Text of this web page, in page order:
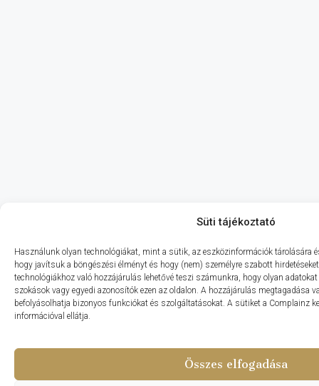
Süti tájékoztató
Használunk olyan technológiákat, mint a sütik, az eszközinformációk tárolására
hogy javítsuk a böngészési élményt és hogy (nem) személyre szabott
technológiákhoz való hozzájárulás lehetővé teszi számunkra, hogy olyan
szokások vagy egyedi azonosítók ezen az oldalon. A hozzájárulás megtagadása
befolyásolhatja bizonyos funkciókat és szolgáltatásokat. A sütiket a Complainz
információval ellátja.
Összes elfogadása